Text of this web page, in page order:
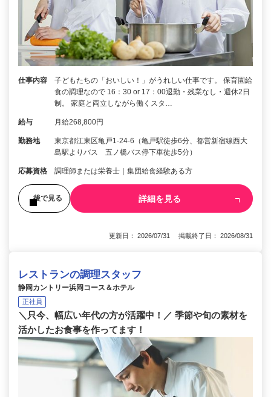
仕事内容
子どもたちの「おいしい！」がうれしい仕事です。 保育園給
食の調理なので 16：30 or 17：00退勤・残業なし・週休2日
制。 家庭と両立しながら働くスタ…
給与 月給268,800円
勤務地
東京都江東区亀戸1-24-6（亀戸駅徒歩6分、都営新宿線西大
島駅よりバス 五ノ橋バス停下車徒歩5分）
応募資格 調理師または栄養士｜集団給食経験ある方
後で見る 詳細を見る
更新日： 2026/07/31 掲載終了日： 2026/08/31
レストランの調理スタッフ
静岡カントリー浜岡コース＆ホテル
正社員
＼只今、幅広い年代の方が活躍中！／ 季節や旬の素材を
活かしたお食事を作ってます！